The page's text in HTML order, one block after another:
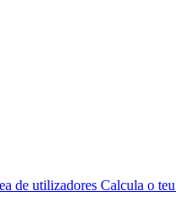
de utilizadores Calcula o